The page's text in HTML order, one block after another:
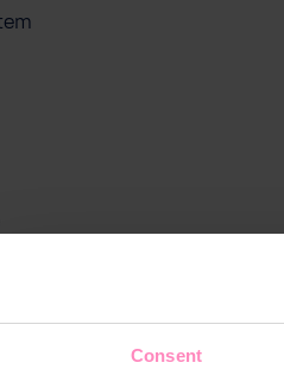
Consent
und Tipps